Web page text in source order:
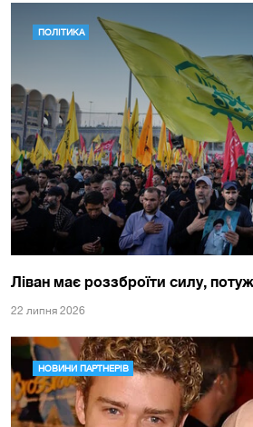
ПОЛІТИКА
Ліван має роззброїти силу,
22 липня 2026